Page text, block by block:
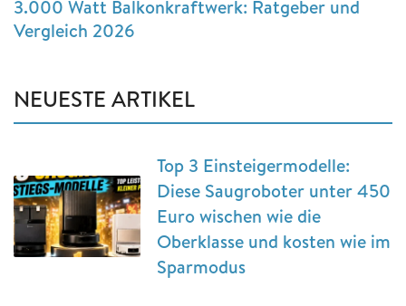
3.000 Watt Balkonkraftwerk: Ratgeber und
Vergleich 2026
NEUESTE ARTIKEL
Top 3 Einsteigermodelle:
Diese Saugroboter unter 450
Euro wischen wie die
Oberklasse und kosten wie im
Sparmodus